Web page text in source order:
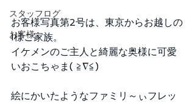
スタッフログ
お客様
お客様写真第2号は、東京からお越しの
I様ご家族。
イケメンのご主人と綺麗な奥様に可愛
いおこちゃま( ≧∇≦)
絵にかいたようなファミリ～ぃフレッ